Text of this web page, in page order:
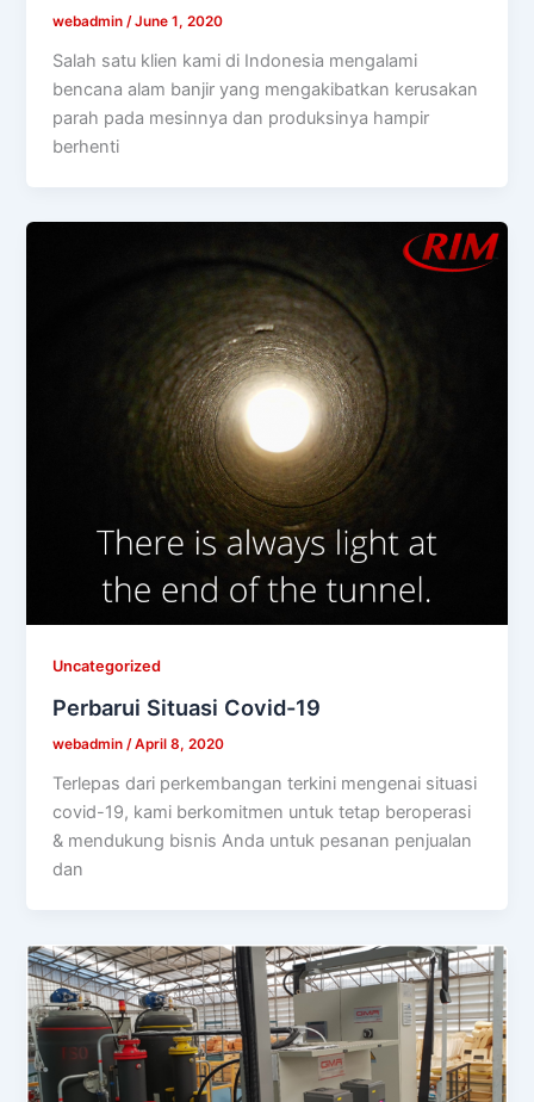
webadmin/June 1, 2020
Salah satu klien kami di Indonesia mengalami
bencana alam banjir yang mengakibatkan kerusakan
parah pada mesinnya dan produksinya hampir
berhenti
Uncategorized
Perbarui Situasi Covid-19
webadmin /April 8, 2020
Terlepas dari perkembangan terkini mengenai situasi
covid-19, kami berkomitmen untuk tetap beroperasi
& mendukung bisnis Anda untuk pesanan penjualan
dan